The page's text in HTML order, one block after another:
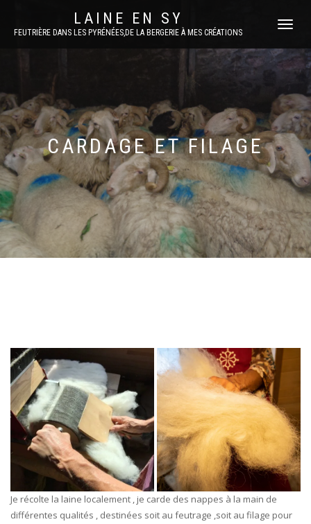
LAINE EN SY
FEUTRIÈRE DANS LES PYRÉNÉES,DE LA BERGERIE À MES CRÉATIONS
DÉPLIER
CARDAGE ET FILAGE
Je récolte la laine localement , je carde des nappes à la main de
différentes qualités , destinées soit au feutrage ,soit au filage pour